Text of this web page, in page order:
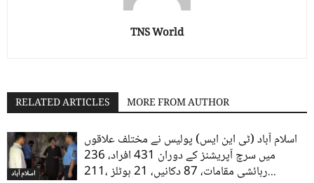
TNS World
RELATED ARTICLES MORE FROM AUTHOR
اسلام آباد
اسلام آباد (ٹی این ایس) پولیس نے مختلف علاقوں
میں سرچ آپریشنز کے دوران 431 افراد، 236
رہائشی مقامات، 87 دکانیں، 21 ہوٹلز ،211...